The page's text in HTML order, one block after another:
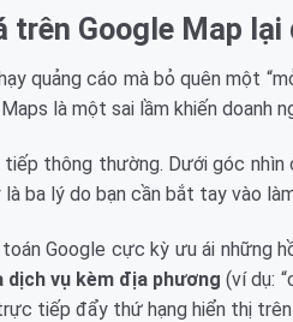
Google Map lại
quảng cáo mà bỏ quên một
là một sai lầm khiến doanh
thông thường. Dưới góc
ba lý do bạn cần bắt tay vào
Google cực kỳ ưu ái những
dịch vụ kèm địa phương (ví dụ:
tiếp đẩy thứ hạng hiển thị